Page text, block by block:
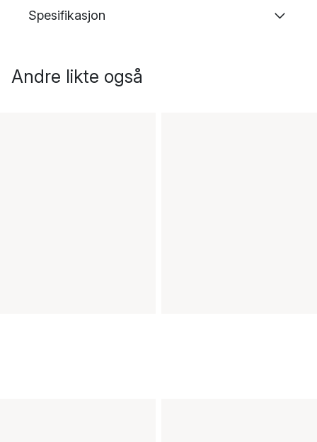
Spesifikasjon
Andre likte også